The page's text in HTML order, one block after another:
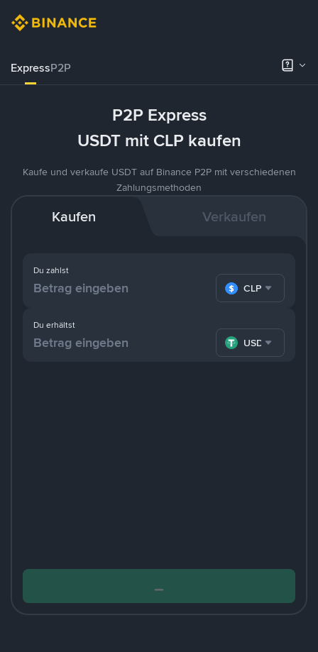
ExpressP2P
P2P Express
USDT mit CLP kaufen
Kaufe und verkaufe USDT auf Binance P2P mit verschiedenen
Zahlungsmethoden
Kaufen Verkaufen
Du zahlst
CLP
Du erhältst
USDT